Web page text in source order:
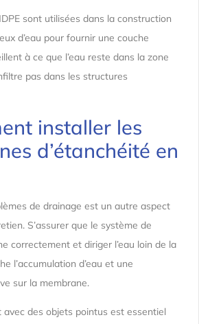
sont utilisées dans la construction
d’eau pour fournir une couche
à ce que l’eau reste dans la zone
pas dans les structures
installer les
d’étanchéité en
de drainage est un autre aspect
S’assurer que le système de
correctement et diriger l’eau loin de la
l’accumulation d’eau et une
sur la membrane.
des objets pointus est essentiel